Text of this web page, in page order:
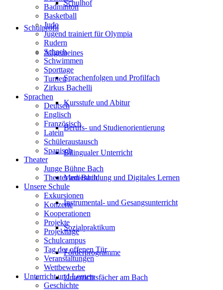
Schulhof
Schulprofil
Allgemeines
Sprachenfolgen und Profilfach
Kursstufe und Abitur
Berufs- und Studienorientierung
Bilingualer Unterricht
Medienbildung und Digitales Lernen
Instrumental- und Gesangsunterricht
Sozialpraktikum
Förderprogramme
Unterrichtsfächer am Bach
Badminton
Basketball
Judo
Jugend trainiert für Olympia
Rudern
Schach
Schwimmen
Sporttage
Turnen
Zirkus Bachelli
Sprachen
Deutsch
Englisch
Französisch
Latein
Schüleraustausch
Spanisch
Theater
Junge Bühne Bach
Theater am Bach
Unsere Schule
Exkursionen
Konzerte
Kooperationen
Projekte
Projekttage
Schulcampus
Tag der offenen Tür
Veranstaltungen
Wettbewerbe
Unterricht und Lernen
Geschichte